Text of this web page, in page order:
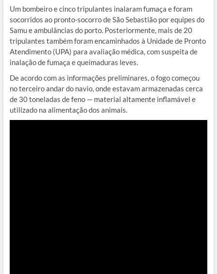
Um bombeiro e cinco tripulantes inalaram fumaça e foram
socorridos ao pronto-socorro de São Sebastião por equipes do
Samu e ambulâncias do porto. Posteriormente, mais de 20
tripulantes também foram encaminhados à Unidade de Pronto
Atendimento (UPA) para avaliação médica, com suspeita de
inalação de fumaça e queimaduras leves.
De acordo com as informações preliminares, o fogo começou
no terceiro andar do navio, onde estavam armazenadas cerca
de 30 toneladas de feno — material altamente inflamável e
utilizado na alimentação dos animais.